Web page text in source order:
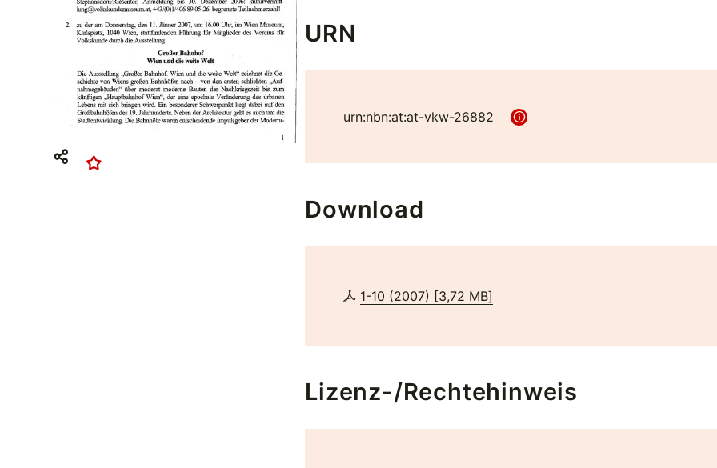
URN
urn:nbn:at:at-vkw-26882
Download
1-10 (2007) [3,72 MB]
Lizenz-/Rechtehinweis